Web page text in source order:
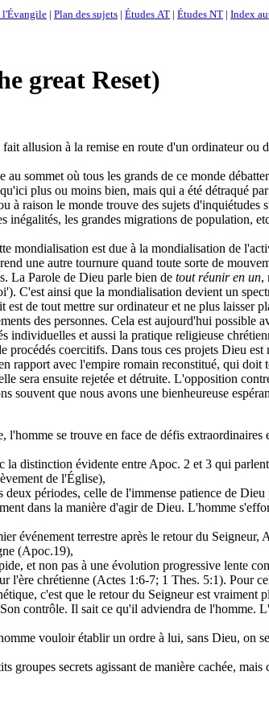
l'Évangile | Plan des sujets | Études AT | Études NT | Index
great Reset)
allusion à la remise en route d'un ordinateur ou
sommet où tous les grands de ce monde
plus ou moins bien, mais qui a été détraqué
raison le monde trouve des sujets d'inquiétudes
les grandes migrations de population,
mondialisation est due à la mondialisation de
une autre tournure quand toute sorte de
La Parole de Dieu parle bien de tout réunir en un,
C'est ainsi que la mondialisation devient un
de tout mettre sur ordinateur et ne plus laisser
des personnes. Cela est aujourd'hui possible
et aussi la pratique religieuse
procédés coercitifs. Dans tous ces projets Dieu
rapport avec l'empire romain reconstitué, qui
sera ensuite rejetée et détruite. L'opposition
que nous avons une bienheureuse
se trouve en face de défis
la distinction évidente entre Apoc. 2 et 3 qui
de l'Église),
périodes, celle de l'immense patience de
dans la manière d'agir de Dieu. L'homme
événement terrestre après le retour du
(Apoc.19),
et non pas à une évolution progressive lente
l'ère chrétienne (Actes 1:6-7; 1 Thes. 5:1). Pour
c'est que le retour du Seigneur est vraiment
contrôle. Il sait ce qu'il adviendra de l'homme.
vouloir établir un ordre à lui, sans Dieu, on
secrets agissant de manière cachée,